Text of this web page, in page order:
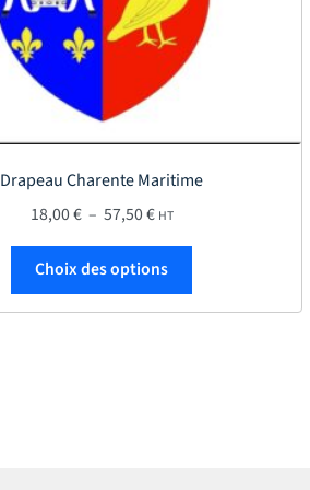
Drapeau Charente Maritime
18,00€ – 57,50€Plage de prix : 18,00 €
HT
Choix des options Ce produit a